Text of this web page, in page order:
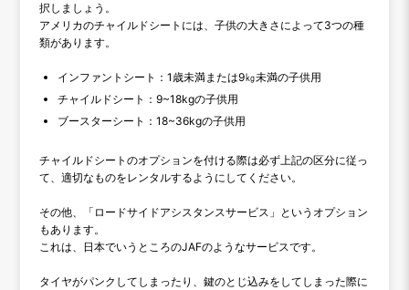
択しましょう。
アメリカのチャイルドシートには、子供の大きさによって3つの種
類があります。
インファントシート：1歳未満または9㎏未満の子供用
チャイルドシート：9~18kgの子供用
ブースターシート：18~36kgの子供用
チャイルドシートのオプションを付ける際は必ず上記の区分に従っ
て、適切なものをレンタルするようにしてください。
その他、「ロードサイドアシスタンスサービス」というオプション
もあります。
これは、日本でいうところのJAFのようなサービスです。
タイヤがパンクしてしまったり、鍵のとじ込みをしてしまった際に